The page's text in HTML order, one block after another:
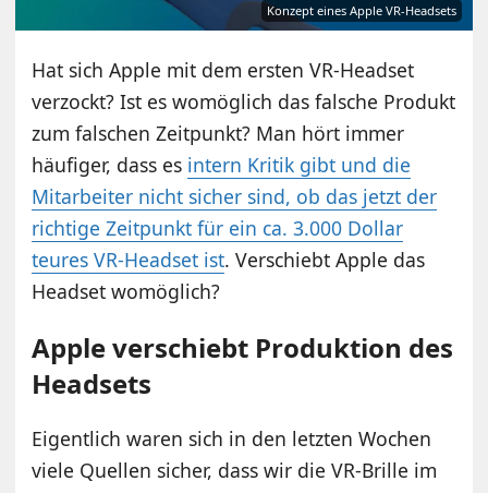
Konzept eines Apple VR-Headsets
Hat sich Apple mit dem ersten VR-Headset
verzockt? Ist es womöglich das falsche Produkt
zum falschen Zeitpunkt? Man hört immer
häufiger, dass es intern Kritik gibt und die
Mitarbeiter nicht sicher sind, ob das jetzt der
richtige Zeitpunkt für ein ca. 3.000 Dollar
teures VR-Headset ist. Verschiebt Apple das
Headset womöglich?
Apple verschiebt Produktion des
Headsets
Eigentlich waren sich in den letzten Wochen
viele Quellen sicher, dass wir die VR-Brille im